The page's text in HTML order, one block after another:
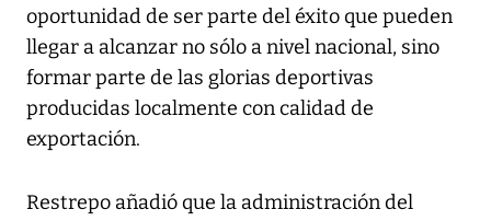
oportunidad de ser parte del éxito que pueden
llegar a alcanzar no sólo a nivel nacional, sino
formar parte de las glorias deportivas
producidas localmente con calidad de
exportación.
Restrepo añadió que la administración del